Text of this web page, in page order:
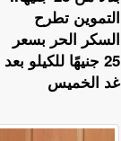
التموين تطرح
السكر الحر بسعر
25 جنيهًا للكيلو بعد
غد الخميس